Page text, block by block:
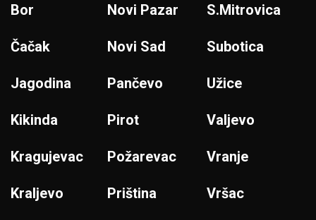
Bor
Čačak
Jagodina
Kikinda
Kragujevac
Kraljevo
Novi Pazar
Novi Sad
Pančevo
Pirot
Požarevac
Priština
S.Mitrovica
Subotica
Užice
Valjevo
Vranje
Vršac